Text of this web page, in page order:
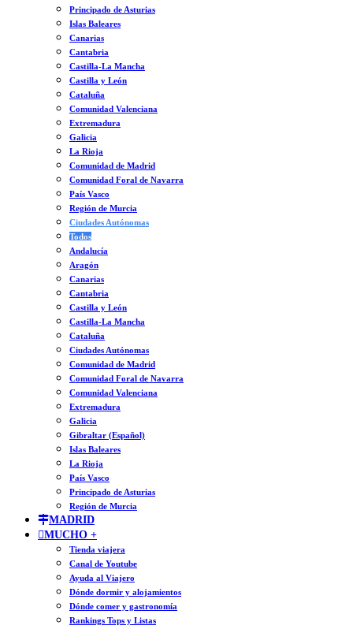
Principado de Asturias
Islas Baleares
Canarias
Cantabria
Castilla-La Mancha
Castilla y León
Cataluña
Comunidad Valenciana
Extremadura
Galicia
La Rioja
Comunidad de Madrid
Comunidad Foral de Navarra
País Vasco
Región de Murcia
Ciudades Autónomas
Todos
Andalucía
Aragón
Canarias
Cantabria
Castilla y León
Castilla-La Mancha
Cataluña
Ciudades Autónomas
Comunidad de Madrid
Comunidad Foral de Navarra
Comunidad Valenciana
Extremadura
Galicia
Gibraltar (Español)
Islas Baleares
La Rioja
País Vasco
Principado de Asturias
Región de Murcia
MADRID
MUCHO +
Tienda viajera
Canal de Youtube
Ayuda al Viajero
Dónde dormir y alojamientos
Dónde comer y gastronomía
Rankings Tops y Listas